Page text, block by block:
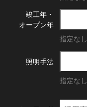
竣工年・
オープン年
指定なし
照明手法
指定なし